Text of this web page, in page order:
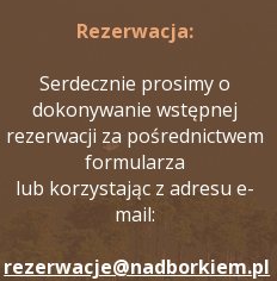
Rezerwacja:
Serdecznie prosimy o
dokonywanie wstępnej
rezerwacji za pośrednictwem
formularza
lub korzystając z adresu e-
mail:
rezerwacje@nadborkiem.pl